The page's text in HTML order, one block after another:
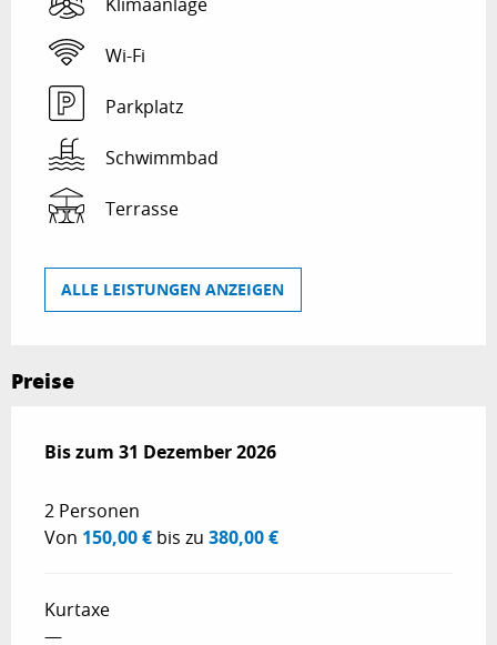
Wi-Fi
Parkplatz
Schwimmbad
Terrasse
ALLE LEISTUNGEN ANZEIGEN
Preise
ab4 Februar 2026bis zum31 Dezember 2026
Bis zum 31 Dezember 2026
2 Personen
Von 150,00 € bis zu 380,00 €
Kurtaxe
—